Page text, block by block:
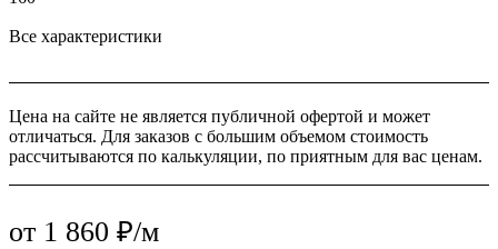
Все характеристики
Цена на сайте не является публичной офертой и может
отличаться. Для заказов с большим объемом стоимость
рассчитываются по калькуляции, по приятным для вас ценам.
от 1 860 ₽/м